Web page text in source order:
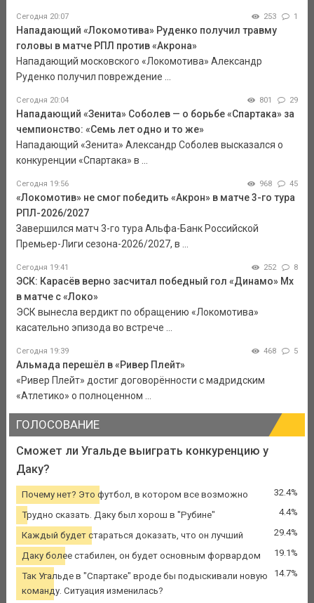
Сегодня 20:07 253 1
Нападающий «Локомотива» Руденко получил травму
головы в матче РПЛ против «Акрона»
Нападающий московского «Локомотива» Александр
Руденко получил повреждение ...
Сегодня 20:04 801 29
Нападающий «Зенита» Соболев — о борьбе «Спартака» за
чемпионство: «Семь лет одно и то же»
Нападающий «Зенита» Александр Соболев высказался о
конкуренции «Спартака» в ...
Сегодня 19:56 968 45
«Локомотив» не смог победить «Акрон» в матче 3-го тура
РПЛ-2026/2027
Завершился матч 3-го тура Альфа-Банк Российской
Премьер-Лиги сезона-2026/2027, в ...
Сегодня 19:41 252 8
ЭСК: Карасёв верно засчитал победный гол «Динамо» Мх
в матче с «Локо»
ЭСК вынесла вердикт по обращению «Локомотива»
касательно эпизода во встрече ...
Сегодня 19:39 468 5
Альмада перешёл в «Ривер Плейт»
«Ривер Плейт» достиг договорённости с мадридским
«Атлетико» о полноценном ...
ГОЛОСОВАНИЕ
Сможет ли Угальде выиграть конкуренцию у
Даку?
Почему нет? Это футбол, в котором все возможно 32.4%
Трудно сказать. Даку был хорош в "Рубине" 4.4%
Каждый будет стараться доказать, что он лучший 29.4%
Даку более стабилен, он будет основным форвардом 19.1%
Так Угальде в "Спартаке" вроде бы подыскивали новую
команду. Ситуация изменилась?
14.7%